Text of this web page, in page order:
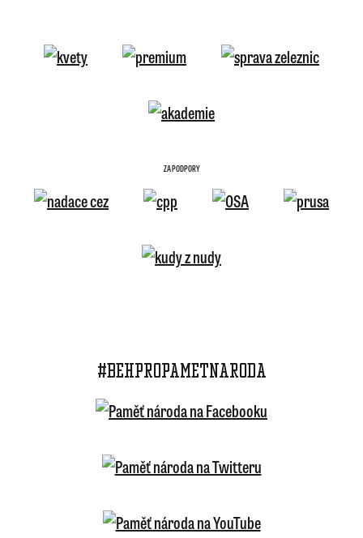
ZA PODPORY
#BEHPROPAMETNARODA